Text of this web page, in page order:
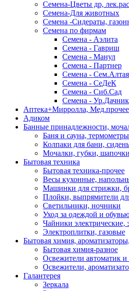
Семена-Цветы др,
Семена-Для животных
Семена -Сидераты,
Семена по фирмам
Семена - Аэлита
Семена - Гавриш
Семена - Манул
Семена - Партнер
Семена - Сем.Алтая
Семена - СеДеК
Семена - Сиб.Сад
Семена - Ур.Дачник
Аптека+Мирролла, Мед.прочее
Адиком
Банные принадлежности,
Баня и сауна,
Колпаки для бани,
Мочалки, губки,
Бытовая техника
Бытовая техника-прочее
Весы кухонные,
Машинки для стрижки,
Плойки, выпрямители
Светильники, ночники
Уход за одеждой и
Чайники электрические,
Электроплитки, газовые
Бытовая химия,
Бытовая химия-разное
Освежители автоматик
Освежители,
Галантерея
Зеркала